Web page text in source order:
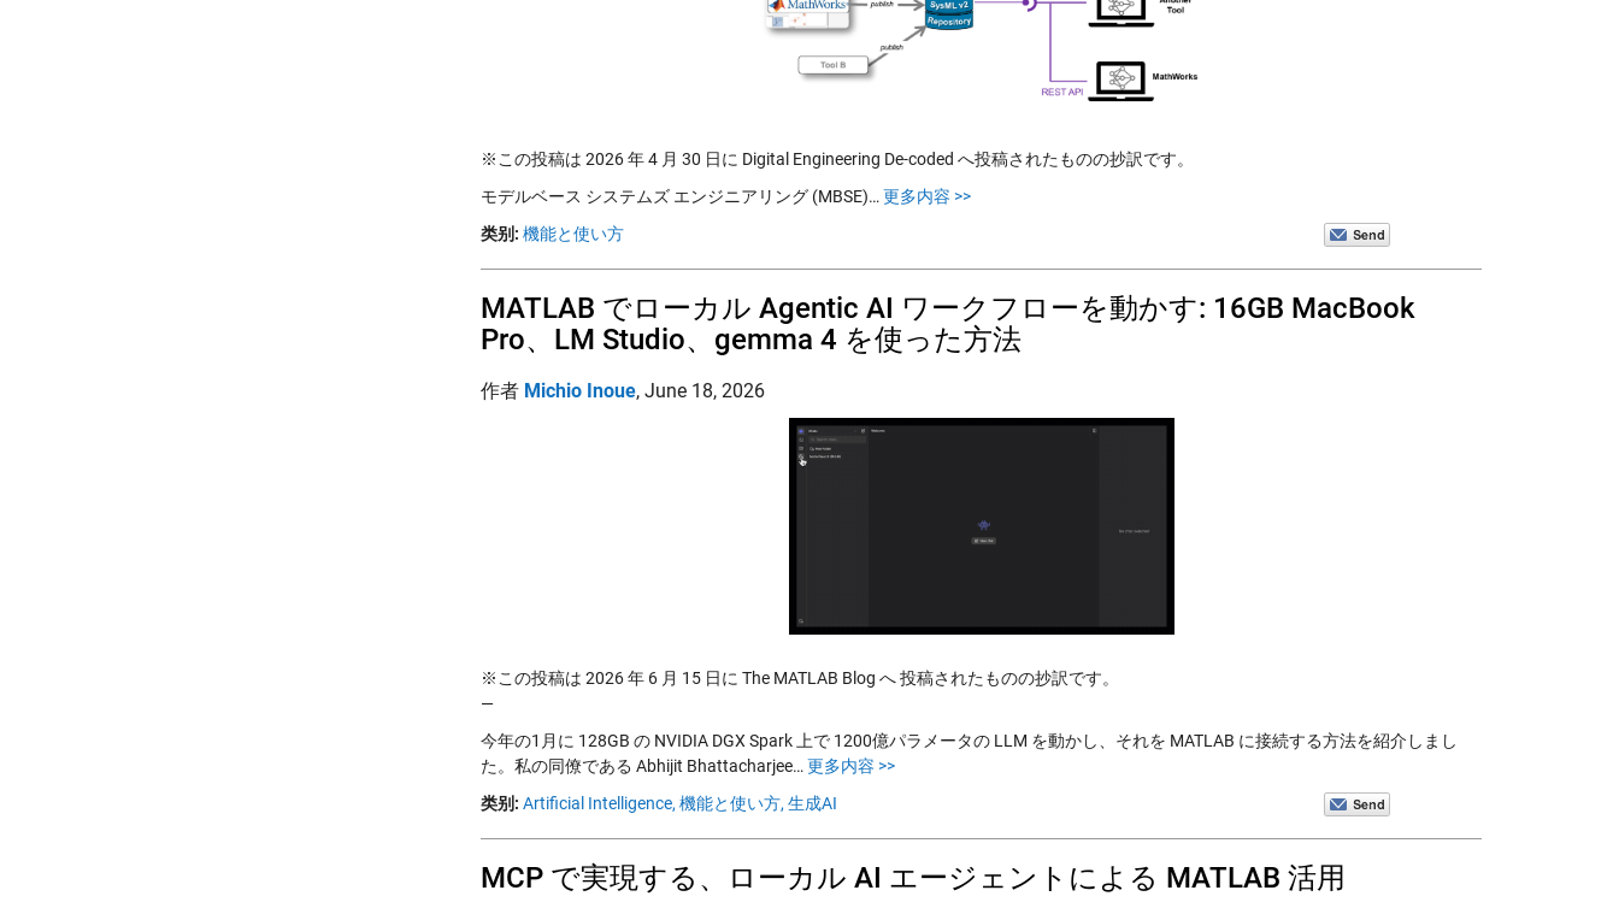
※この投稿は 2026 年 4 月 30 日に Digital Engineering De-coded へ投稿されたものの抄訳です。
モデルベース システムズ エンジニアリング (MBSE)… 更多内容 >>
类别: 機能と使い方
MATLAB でローカル Agentic AI ワークフローを動かす: 16GB MacBook
Pro、LM Studio、gemma 4 を使った方法
作者 Michio Inoue, June 18, 2026
※この投稿は 2026 年 6 月 15 日に The MATLAB Blog へ 投稿されたものの抄訳です。
—
今年の1月に 128GB の NVIDIA DGX Spark 上で 1200億パラメータの LLM を動かし、それを MATLAB に接続する方法を紹介しまし
た。私の同僚である Abhijit Bhattacharjee… 更多内容 >>
类别: Artificial Intelligence, 機能と使い方, 生成AI
MCP で実現する、ローカル AI エージェントによる MATLAB 活用